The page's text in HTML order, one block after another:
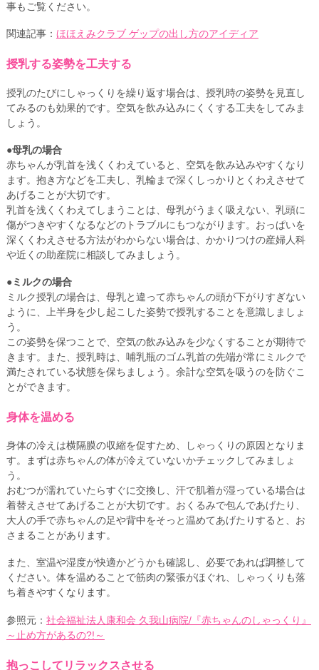
事もご覧ください。
関連記事： ほほえみクラブ ゲップの出し方のアイディア
授乳する姿勢を工夫する
授乳のたびにしゃっくりを繰り返す場合は、授乳時の姿勢を見直し
てみるのも効果的です。空気を飲み込みにくくする工夫をしてみま
しょう。
●母乳の場合
赤ちゃんが乳首を浅くくわえていると、空気を飲み込みやすくなり
ます。抱き方などを工夫し、乳輪まで深くしっかりとくわえさせて
あげることが大切です。
乳首を浅くくわえてしまうことは、母乳がうまく吸えない、乳頭に
傷がつきやすくなるなどのトラブルにもつながります。おっぱいを
深くくわえさせる方法がわからない場合は、かかりつけの産婦人科
や近くの助産院に相談してみましょう。
●ミルクの場合
ミルク授乳の場合は、母乳と違って赤ちゃんの頭が下がりすぎない
ように、上半身を少し起こした姿勢で授乳することを意識しましょ
う。
この姿勢を保つことで、空気の飲み込みを少なくすることが期待で
きます。また、授乳時は、哺乳瓶のゴム乳首の先端が常にミルクで
満たされている状態を保ちましょう。余計な空気を吸うのを防ぐこ
とができます。
身体を温める
身体の冷えは横隔膜の収縮を促すため、しゃっくりの原因となりま
す。まずは赤ちゃんの体が冷えていないかチェックしてみましょ
う。
おむつが濡れていたらすぐに交換し、汗で肌着が湿っている場合は
着替えさせてあげることが大切です。おくるみで包んであげたり、
大人の手で赤ちゃんの足や背中をそっと温めてあげたりすると、お
さまることがあります。
また、室温や湿度が快適かどうかも確認し、必要であれば調整して
ください。体を温めることで筋肉の緊張がほぐれ、しゃっくりも落
ち着きやすくなります。
参照元： 社会福祉法人康和会 久我山病院/『赤ちゃんのしゃっくり』
～止め方があるの?!～
抱っこしてリラックスさせる